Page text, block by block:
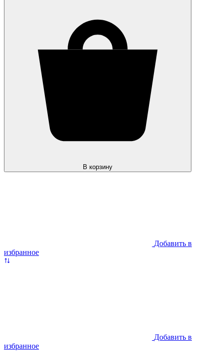
В корзину
Добавить в
избранное
Добавить в
избранное